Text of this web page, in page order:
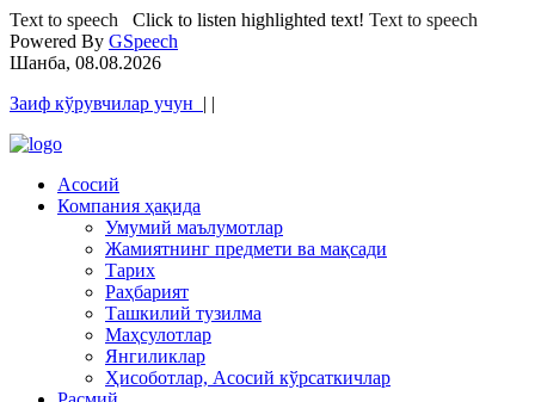
Text to speech Click to listen highlighted text! Text to speech
Powered By GSpeech
Шанба, 08.08.2026
Заиф кўрувчилар учун | |
Асосий
Компания ҳақида
Умумий маълумотлар
Жамиятнинг предмети ва мақсади
Тарих
Раҳбарият
Ташкилий тузилма
Маҳсулотлар
Янгиликлар
Ҳисоботлар, Асосий кўрсаткичлар